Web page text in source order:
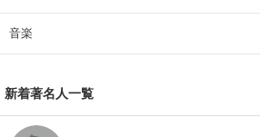
音楽
新着著名人一覧